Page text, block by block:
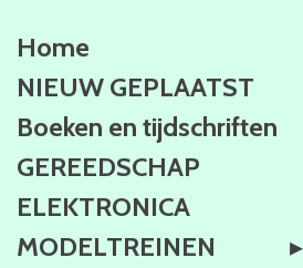
Home
NIEUW GEPLAATST
Boeken en tijdschriften
GEREEDSCHAP
ELEKTRONICA
MODELTREINEN